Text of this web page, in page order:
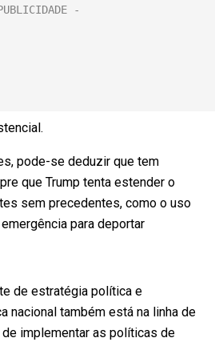
pode-se deduzir que tem
que Trump tenta estender o
sem precedentes, como o uso
para deportar
de estratégia política e
nacional também está na linha de
implementar as políticas de